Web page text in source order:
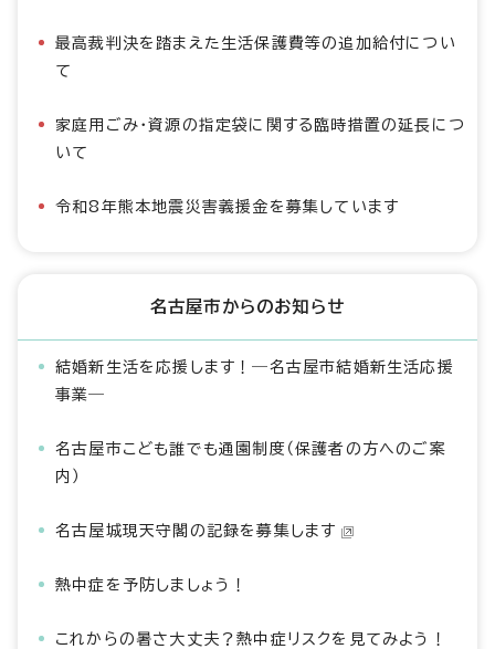
最高裁判決を踏まえた生活保護費等の追加給付につい
て
家庭用ごみ・資源の指定袋に関する臨時措置の延長につ
いて
令和8年熊本地震災害義援金を募集しています
名古屋市からのお知らせ
結婚新生活を応援します！―名古屋市結婚新生活応援
事業―
名古屋市こども誰でも通園制度（保護者の方へのご案
内）
名古屋城現天守閣の記録を募集します
熱中症を予防しましょう！
これからの暑さ大丈夫？熱中症リスクを見てみよう！